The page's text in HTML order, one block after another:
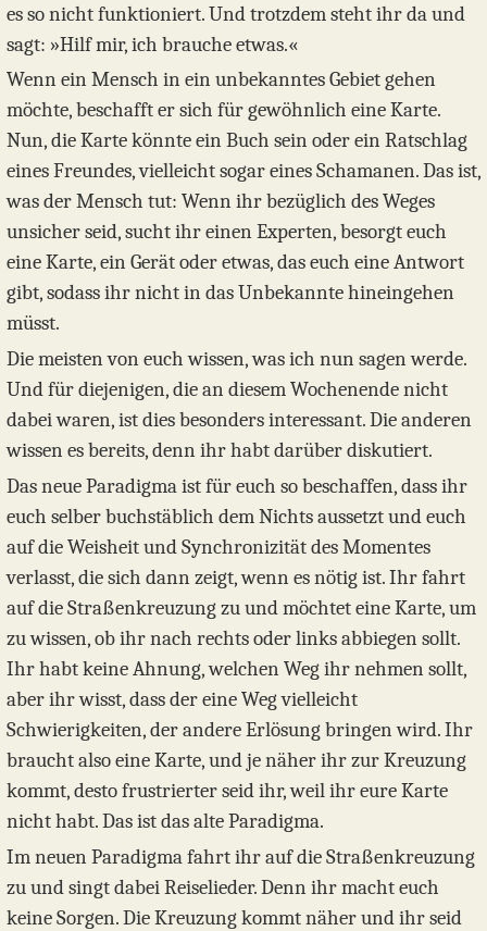
es so nicht funktioniert. Und trotzdem steht ihr da und
sagt: »Hilf mir, ich brauche etwas.«
Wenn ein Mensch in ein unbekanntes Gebiet gehen
möchte, beschafft er sich für gewöhnlich eine Karte.
Nun, die Karte könnte ein Buch sein oder ein Ratschlag
eines Freundes, vielleicht sogar eines Schamanen. Das ist,
was der Mensch tut: Wenn ihr bezüglich des Weges
unsicher seid, sucht ihr einen Experten, besorgt euch
eine Karte, ein Gerät oder etwas, das euch eine Antwort
gibt, sodass ihr nicht in das Unbekannte hineingehen
müsst.
Die meisten von euch wissen, was ich nun sagen werde.
Und für diejenigen, die an diesem Wochenende nicht
dabei waren, ist dies besonders interessant. Die anderen
wissen es bereits, denn ihr habt darüber diskutiert.
Das neue Paradigma ist für euch so beschaffen, dass ihr
euch selber buchstäblich dem Nichts aussetzt und euch
auf die Weisheit und Synchronizität des Momentes
verlasst, die sich dann zeigt, wenn es nötig ist. Ihr fahrt
auf die Straßenkreuzung zu und möchtet eine Karte, um
zu wissen, ob ihr nach rechts oder links abbiegen sollt.
Ihr habt keine Ahnung, welchen Weg ihr nehmen sollt,
aber ihr wisst, dass der eine Weg vielleicht
Schwierigkeiten, der andere Erlösung bringen wird. Ihr
braucht also eine Karte, und je näher ihr zur Kreuzung
kommt, desto frustrierter seid ihr, weil ihr eure Karte
nicht habt. Das ist das alte Paradigma.
Im neuen Paradigma fahrt ihr auf die Straßenkreuzung
zu und singt dabei Reiselieder. Denn ihr macht euch
keine Sorgen. Die Kreuzung kommt näher und ihr seid